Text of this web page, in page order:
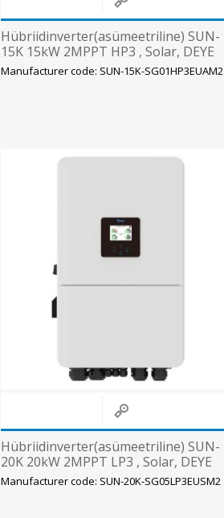
Hübriidinverter(asümeetriline) SUN-
15K 15kW 2MPPT HP3 , Solar, DEYE
Manufacturer code: SUN-15K-SG01HP3EUAM2
Hübriidinverter(asümeetriline) SUN-
20K 20kW 2MPPT LP3 , Solar, DEYE
Manufacturer code: SUN-20K-SG05LP3EUSM2